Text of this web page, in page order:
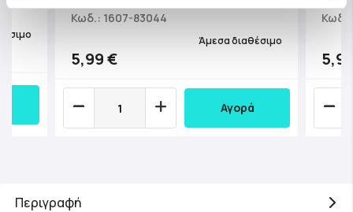
Κωδ.: 1607-83044
5,99 €
Άμεσα διαθέσιμο
Αγορά
Κωδ.:
Περιγραφή